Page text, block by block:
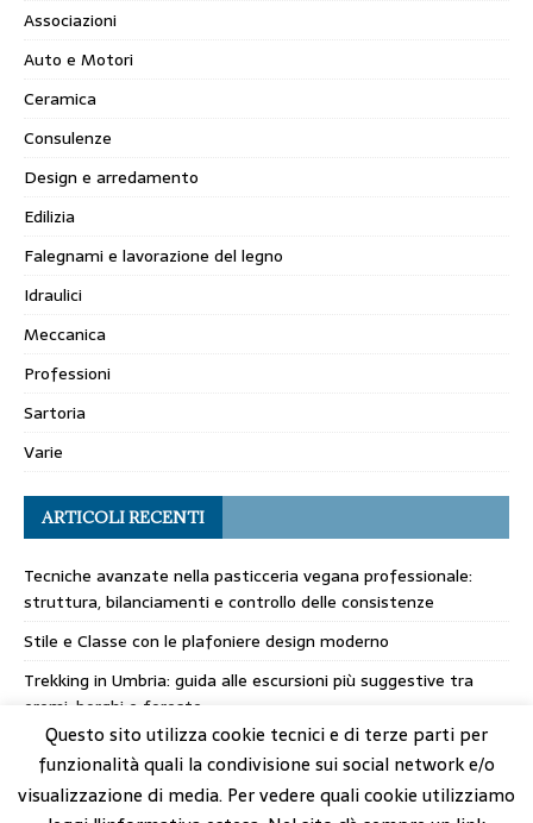
Associazioni
Auto e Motori
Ceramica
Consulenze
Design e arredamento
Edilizia
Falegnami e lavorazione del legno
Idraulici
Meccanica
Professioni
Sartoria
Varie
ARTICOLI RECENTI
Tecniche avanzate nella pasticceria vegana professionale:
struttura, bilanciamenti e controllo delle consistenze
Stile e Classe con le plafoniere design moderno
Trekking in Umbria: guida alle escursioni più suggestive tra
eremi, borghi e foreste
I filati italiani: la chiave del successo della maglieria made in
Italy
Riduci i costi di stampa nel tuo ufficio con questi semplici
Questo sito utilizza cookie tecnici e di terze parti per
funzionalità quali la condivisione sui social network e/o
visualizzazione di media. Per vedere quali cookie utilizziamo